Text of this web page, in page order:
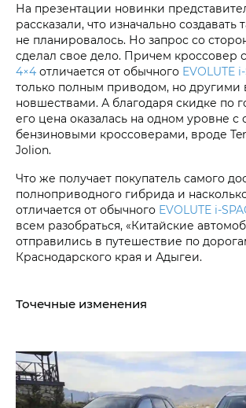
На презентации новинки
рассказали, что изначально
не планировалось. Но запрос со
сделал свое дело. Причем кроссовер
4×4 отличается от обычного EVOLUTE
только полным приводом, но
новшествами. А благодаря скидке по
его цена оказалась на одном уровне
бензиновыми кроссоверами, вроде
Jolion.
Что же получает покупатель самого
полноприводного гибрида и
отличается от обычного EVOLUTE
всем разобраться, «Китайские
отправились в путешествие по
Краснодарского края и Адыгеи.
Точечные изменения